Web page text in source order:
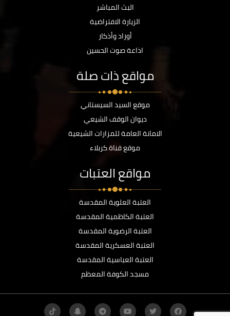
البث المباشر
الزيارة الافتراضية
أوراد وأذكار
اذاعة صوت الحسين
مواقع ذات صلة
موقع السيد السيستاني
ديوان الوقف الشيعي
الامانة العامة للمزارات الشيعية
موقع قناة كربلاء
مواقع العتبات
العتبة العلوية المقدسة
العتبة الكاظمية المقدسة
العتبة الرضوية المقدسة
العتبة العسكرية المقدسة
العتبة العباسية المقدسة
مسجد الكوفة المعظم